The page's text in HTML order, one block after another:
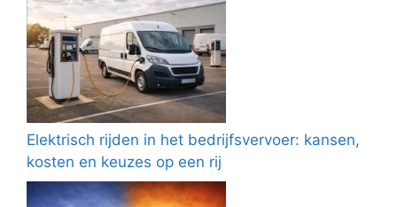
Elektrisch rijden in het bedrijfsvervoer: kansen,
kosten en keuzes op een rij